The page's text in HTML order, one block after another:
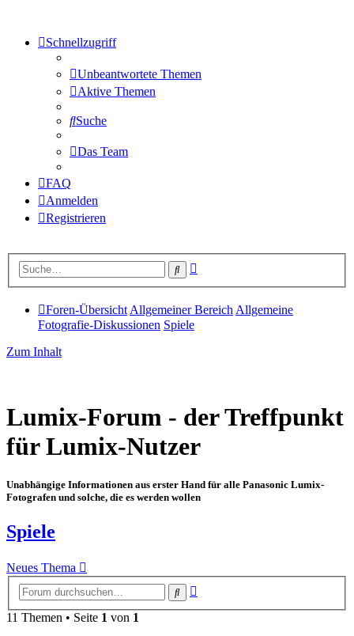
Schnellzugriff
Unbeantwortete Themen
Aktive Themen
Suche
Das Team
FAQ
Anmelden
Registrieren
Suche
Foren-Übersicht Allgemeiner Bereich Allgemeine
Fotografie-Diskussionen Spiele
Zum Inhalt
Lumix-Forum - der Treffpunkt
für Lumix-Nutzer
Unabhängige Informationen aus erster Hand für alle Panasonic Lumix-
Fotografen und solche, die es werden wollen
Spiele
Neues Thema
Suche
11 Themen • Seite 1 von 1